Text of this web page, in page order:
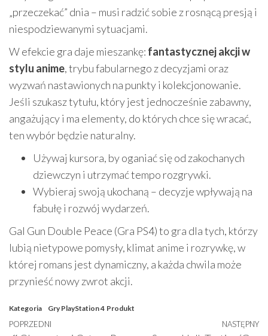
„przeczekać” dnia – musi radzić sobie z rosnącą presją i
niespodziewanymi sytuacjami.
W efekcie gra daje mieszankę: fantastycznej akcji w
stylu anime, trybu fabularnego z decyzjami oraz
wyzwań nastawionych na punkty i kolekcjonowanie.
Jeśli szukasz tytułu, który jest jednocześnie zabawny,
angażujący i ma elementy, do których chce się wracać,
ten wybór będzie naturalny.
Używaj kursora, by oganiać się od zakochanych
dziewczyn i utrzymać tempo rozgrywki.
Wybieraj swoją ukochaną – decyzje wpływają na
fabułę i rozwój wydarzeń.
Gal Gun Double Peace (Gra PS4) to gra dla tych, którzy
lubią nietypowe pomysły, klimat anime i rozrywkę, w
której romans jest dynamiczny, a każda chwila może
przynieść nowy zwrot akcji.
Kategoria Gry PlayStation 4 Produkt
Nawigacja
Poprzedni
POPRZEDNI NASTĘPNY